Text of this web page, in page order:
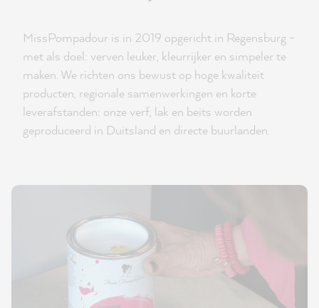
MissPompadour is in 2019 opgericht in Regensburg -
met als doel: verven leuker, kleurrijker en simpeler te
maken. We richten ons bewust op hoge kwaliteit
producten, regionale samenwerkingen en korte
leverafstanden: onze verf, lak en beits worden
geproduceerd in Duitsland en directe buurlanden.